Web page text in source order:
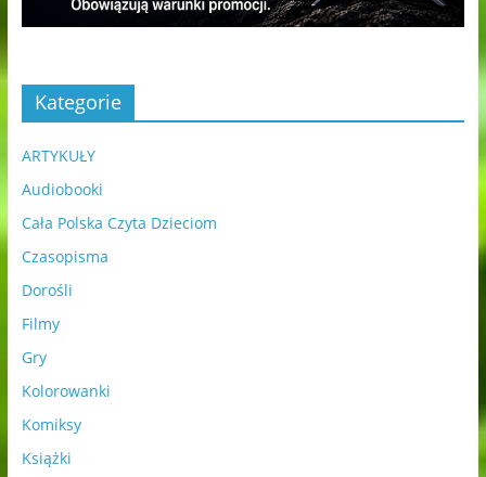
Kategorie
ARTYKUŁY
Audiobooki
Cała Polska Czyta Dzieciom
Czasopisma
Dorośli
Filmy
Gry
Kolorowanki
Komiksy
Książki